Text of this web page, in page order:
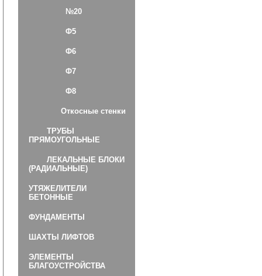
№20
Ф5
Ф6
Ф7
Ф8
Откосные стенки
ТРУБЫ
ПРЯМОУГОЛЬНЫЕ
ЛЕКАЛЬНЫЕ БЛОКИ
(РАДИАЛЬНЫЕ)
УТЯЖЕЛИТЕЛИ
БЕТОННЫЕ
ФУНДАМЕНТЫ
ШАХТЫ ЛИФТОВ
ЭЛЕМЕНТЫ
БЛАГОУСТРОЙСТВА